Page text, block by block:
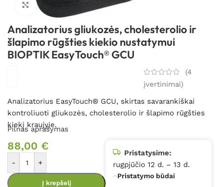
Spustelėkite, kad padidintumėte
Analizatorius gliukozės, cholesterolio ir
šlapimo rūgšties kiekio nustatymui
BIOPTIK EasyTouch® GCU
(4
įvertinimai)
Analizatorius EasyTouch® GCU, skirtas savarankiškai
kontroliuoti gliukozės, cholesterolio ir šlapimo rūgšties
kiekį kraujyje.
Pilnas aprašymas
88,00 €
- +
Į krepšelį
Pristatysime:
rugpjūčio 12 d. – 13 d.
Pristatymo būdai